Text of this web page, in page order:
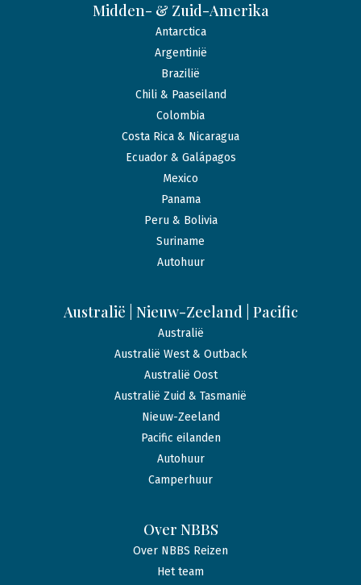
Midden- & Zuid-Amerika
Antarctica
Argentinië
Brazilië
Chili & Paaseiland
Colombia
Costa Rica & Nicaragua
Ecuador & Galápagos
Mexico
Panama
Peru & Bolivia
Suriname
Autohuur
Australië | Nieuw-Zeeland | Pacific
Australië
Australië West & Outback
Australië Oost
Australië Zuid & Tasmanië
Nieuw-Zeeland
Pacific eilanden
Autohuur
Camperhuur
Over NBBS
Over NBBS Reizen
Het team